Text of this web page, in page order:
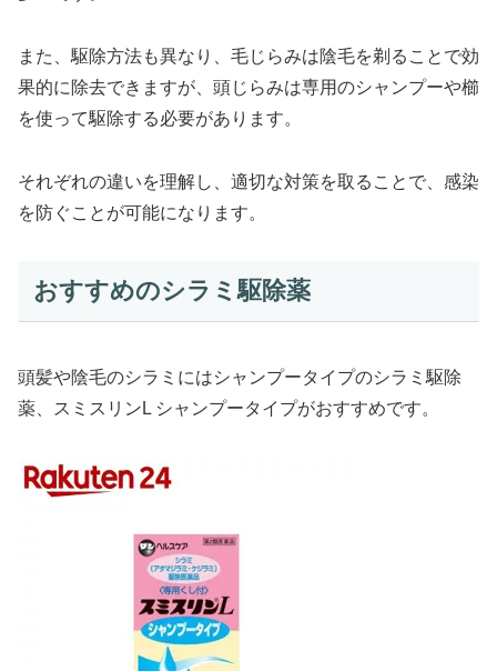
また、駆除方法も異なり、毛じらみは陰毛を剃ることで効
果的に除去できますが、頭じらみは専用のシャンプーや櫛
を使って駆除する必要があります。
それぞれの違いを理解し、適切な対策を取ることで、感染
を防ぐことが可能になります。
おすすめのシラミ駆除薬
頭髪や陰毛のシラミにはシャンプータイプのシラミ駆除
薬、スミスリンL シャンプータイプがおすすめです。